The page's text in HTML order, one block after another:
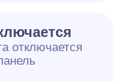
отключается